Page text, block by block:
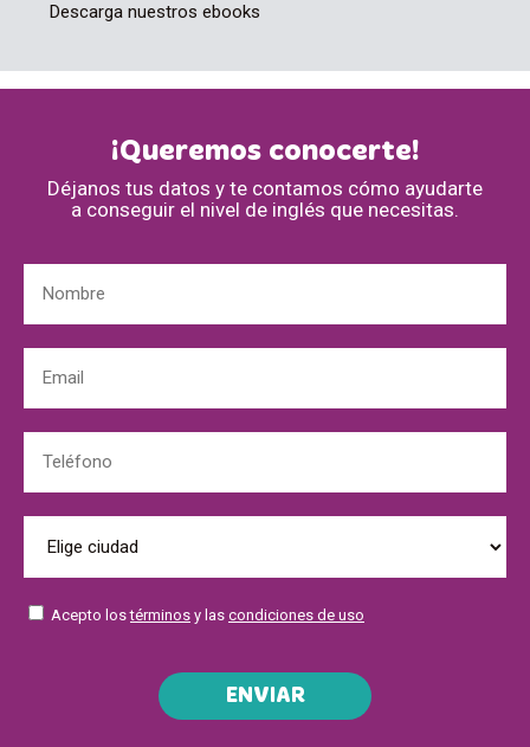
Descarga nuestros ebooks
¡Queremos conocerte!
Déjanos tus datos y te contamos cómo ayudarte
a conseguir el nivel de inglés que necesitas.
Acepto lostérminos y las condiciones de uso
ENVIAR